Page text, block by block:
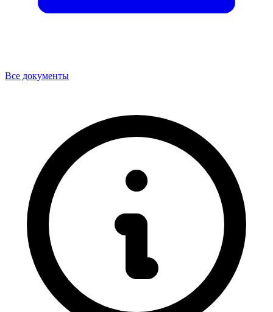
Все документы